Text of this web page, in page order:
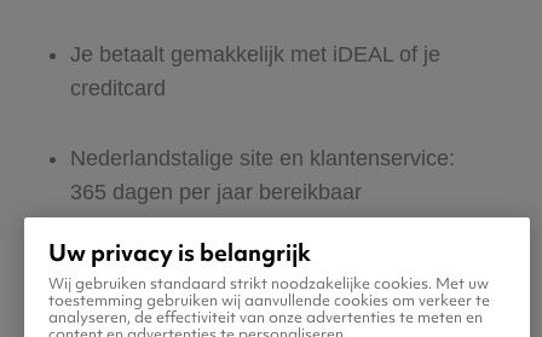
Je betaalt gemakkelijk met iDEAL of je
creditcard
Nederlandstalige site en klantenservice:
365 dagen per jaar bereikbaar
Zeker van veilig boeken en betalen
Boek ook direct een hotel of huurauto voor
Uw privacy is belangrijk
Wij gebruiken standaard strikt noodzakelijke cookies. Met uw
toestemming gebruiken wij aanvullende cookies om verkeer te
analyseren, de effectiviteit van onze advertenties te meten en